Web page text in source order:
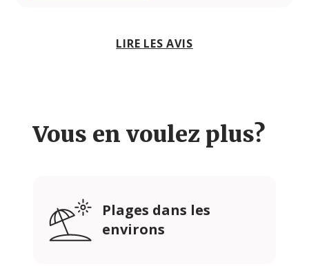
LIRE LES AVIS
Vous en voulez plus?
Plages dans les
environs